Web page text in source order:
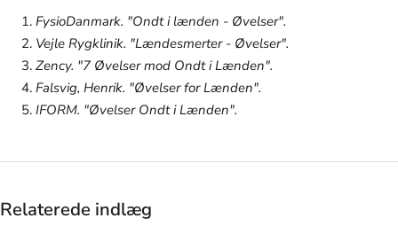
FysioDanmark. "Ondt i lænden - Øvelser".
Vejle Rygklinik. "Lændesmerter - Øvelser".
Zency. "7 Øvelser mod Ondt i Lænden".
Falsvig, Henrik. "Øvelser for Lænden".
IFORM. "Øvelser Ondt i Lænden".
Relaterede indlæg